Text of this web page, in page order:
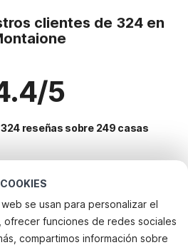
se usan para personalizar el
ofrecer funciones de redes sociales
compartimos información sobre
clientes de 324 en
5
reseñas sobre 249 casas
para vacaciones
servicios para vacaciones
con niños cerbaia